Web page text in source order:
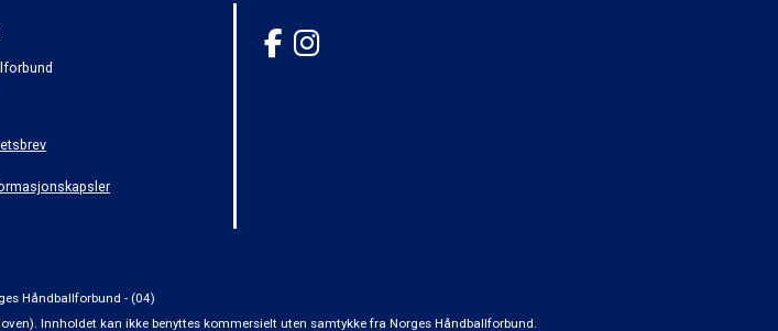
Håndballforbund - (04)
Innholdet kan ikke benyttes kommersielt uten samtykke fra Norges Håndballforbund.